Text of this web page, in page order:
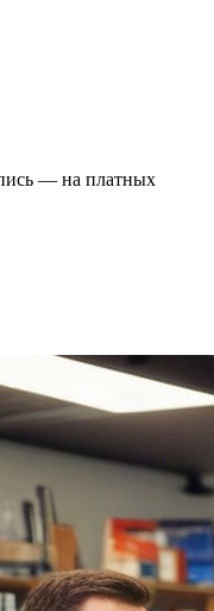
— на платных